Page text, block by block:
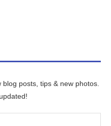
posts, tips & new photos.